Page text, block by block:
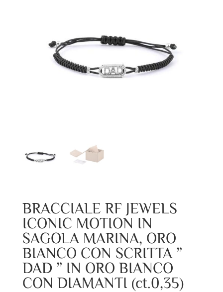
BRACCIALE RF JEWELS
ICONIC MOTION IN
SAGOLA MARINA, ORO
BIANCO CON SCRITTA ”
DAD ” IN ORO BIANCO
CON DIAMANTI (ct.0,35)